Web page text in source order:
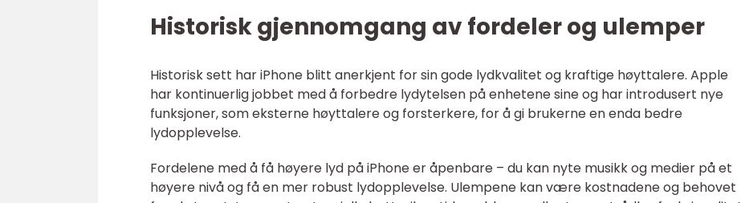
Historisk gjennomgang av fordeler og ulemper
Historisk sett har iPhone blitt anerkjent for sin gode lydkvalitet og kraftige høyttalere. Apple
har kontinuerlig jobbet med å forbedre lydytelsen på enhetene sine og har introdusert nye
funksjoner, som eksterne høyttalere og forsterkere, for å gi brukerne en enda bedre
lydopplevelse.
Fordelene med å få høyere lyd på iPhone er åpenbare – du kan nyte musikk og medier på et
høyere nivå og få en mer robust lydopplevelse. Ulempene kan være kostnadene og behovet